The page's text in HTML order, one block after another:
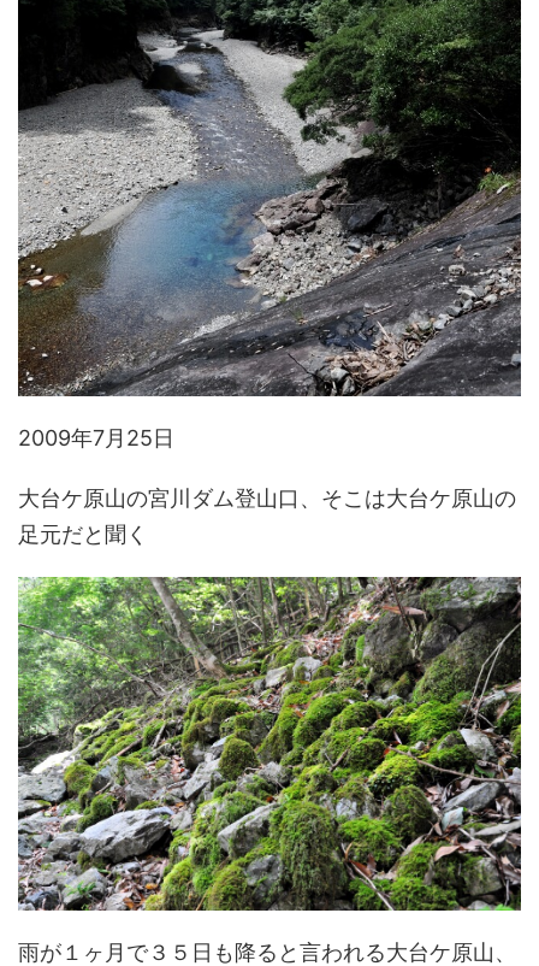
2009年7月25日
大台ケ原山の宮川ダム登山口、そこは大台ケ原山の
足元だと聞く
雨が１ヶ月で３５日も降ると言われる大台ケ原山、